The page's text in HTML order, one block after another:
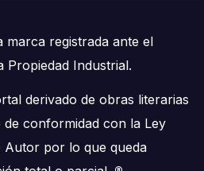
marca registrada ante el
Propiedad Industrial.
derivado de obras literarias
conformidad con la Ley
Autor por lo que queda